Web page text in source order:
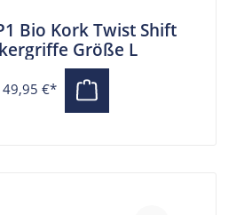
Bio Kork Twist Shift
Größe L
49,95 €*